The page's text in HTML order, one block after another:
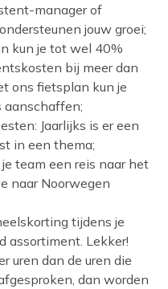
manager of
jouw groei;
kun je tot wel 40%
bij meer dan
ons fietsplan kun je
aanschaffen;
Jaarlijks is er een
in een thema;
team een reis naar het
naar Noorwegen
tijdens je
assortiment. Lekker!
uren dan de uren die
dan worden